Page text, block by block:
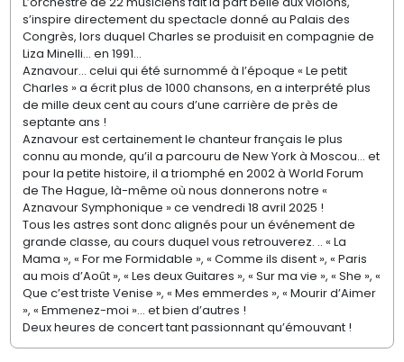
s’inspire directement du spectacle donné au Palais des
Congrès, lors duquel Charles se produisit en compagnie de
Liza Minelli… en 1991…
Aznavour… celui qui été surnommé à l’époque « Le petit
Charles » a écrit plus de 1000 chansons, en a interprété plus
de mille deux cent au cours d’une carrière de près de
septante ans !
Aznavour est certainement le chanteur français le plus
connu au monde, qu’il a parcouru de New York à Moscou… et
pour la petite histoire, il a triomphé en 2002 à World Forum
de The Hague, là-même où nous donnerons notre «
Aznavour Symphonique » ce vendredi 18 avril 2025 !
Tous les astres sont donc alignés pour un événement de
grande classe, au cours duquel vous retrouverez. .. « La
Mama », « For me Formidable », « Comme ils disent », « Paris
au mois d’Août », « Les deux Guitares », « Sur ma vie », « She », «
Que c’est triste Venise », « Mes emmerdes », « Mourir d’Aimer
», « Emmenez-moi »… et bien d’autres !
Deux heures de concert tant passionnant qu’émouvant !